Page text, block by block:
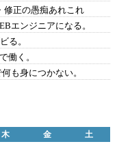
修正の愚痴あれこれ
エンジニアになる。
る。
働く。
も身につかない。
木 金
土